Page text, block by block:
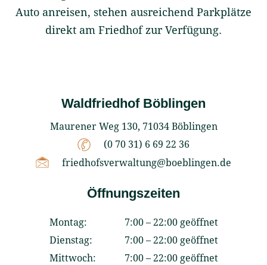
Auto anreisen, stehen ausreichend Parkplätze
direkt am Friedhof zur Verfügung.
Waldfriedhof Böblingen
Maurener Weg 130, 71034 Böblingen
(0 70 31) 6 69 22 36
friedhofsverwaltung@boeblingen.de
Öffnungszeiten
Montag:
7:00 – 22:00 geöffnet
Dienstag:
7:00 – 22:00 geöffnet
Mittwoch:
7:00 – 22:00 geöffnet